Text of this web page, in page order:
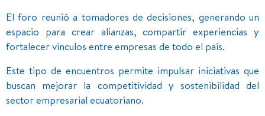
El foro reunió a tomadores de decisiones, generando un
espacio para crear alianzas, compartir experiencias y
fortalecer vínculos entre empresas de todo el país.
Este tipo de encuentros permite impulsar iniciativas que
buscan mejorar la competitividad y sostenibilidad del
sector empresarial ecuatoriano.